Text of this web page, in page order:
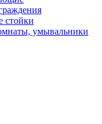
стойки
умывальники